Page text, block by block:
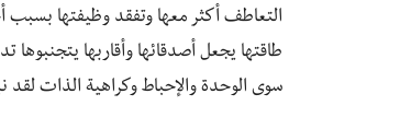
التعاطف أكثر معها وتفقد وظيفتها بسبب
طاقتها يجعل أصدقائها وأقاربها يتجنبوها
سوى الوحدة والإحباط وكراهية الذات